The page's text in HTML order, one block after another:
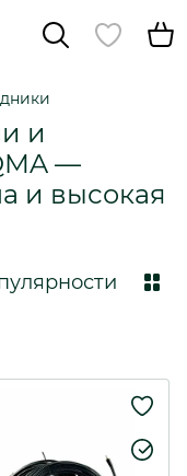
и
—
и высокая